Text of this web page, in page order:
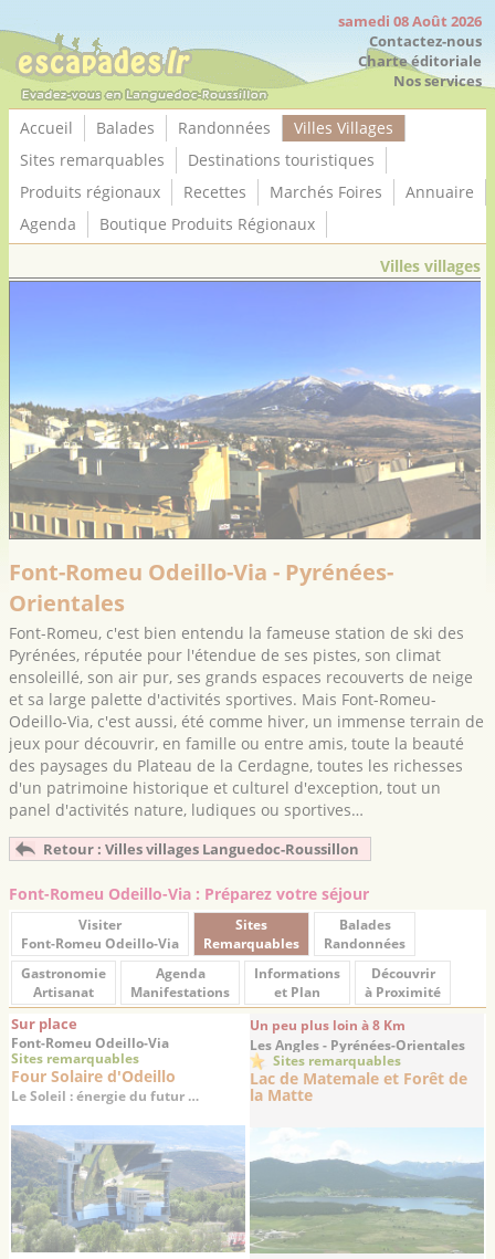
samedi 08 Août 2026
Contactez-nous
Charte éditoriale
Nos services
Accueil Balades Randonnées
Villes Villages
Sites remarquables
Destinations touristiques
Produits régionaux
Recettes Marchés Foires
Annuaire
Agenda
Boutique Produits Régionaux
Villes villages
Font-Romeu Odeillo-Via - Pyrénées-
Orientales
Font-Romeu, c'est bien entendu la fameuse station de ski des
Pyrénées, réputée pour l'étendue de ses pistes, son climat
ensoleillé, son air pur, ses grands espaces recouverts de neige
et sa large palette d'activités sportives. Mais Font-Romeu-
Odeillo-Via, c'est aussi, été comme hiver, un immense terrain de
jeux pour découvrir, en famille ou entre amis, toute la beauté
des paysages du Plateau de la Cerdagne, toutes les richesses
d'un patrimoine historique et culturel d'exception, tout un
panel d'activités nature, ludiques ou sportives…
Retour : Villes villages Languedoc-Roussillon
Font-Romeu Odeillo-Via : Préparez votre séjour
Visiter
Font-Romeu Odeillo-Via
Sites
Remarquables
Balades
Randonnées
Gastronomie
Artisanat
Agenda
Manifestations
Informations
et Plan
Découvrir
à Proximité
Sur place
Font-Romeu Odeillo-Via
Sites remarquables
Four Solaire d'Odeillo
Le Soleil : énergie du futur …
Un peu plus loin à 8 Km
Les Angles - Pyrénées-Orientales
Sites remarquables
Lac de Matemale et Forêt de
la Matte